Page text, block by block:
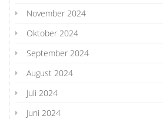
November 2024
Oktober 2024
September 2024
August 2024
Juli 2024
Juni 2024